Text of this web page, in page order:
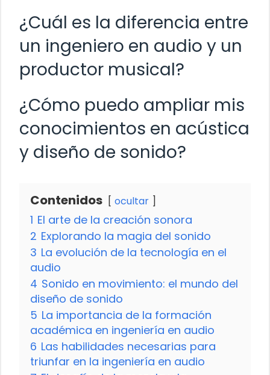
¿Cuál es la diferencia entre
un ingeniero en audio y un
productor musical?
¿Cómo puedo ampliar mis
conocimientos en acústica
y diseño de sonido?
Contenidos ocultar
1 El arte de la creación sonora
2 Explorando la magia del sonido
3 La evolución de la tecnología en el
audio
4 Sonido en movimiento: el mundo del
diseño de sonido
5 La importancia de la formación
académica en ingeniería en audio
6 Las habilidades necesarias para
triunfar en la ingeniería en audio